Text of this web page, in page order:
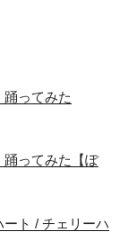
ってみた
ってみた【ぽ
ート / チェリーハ